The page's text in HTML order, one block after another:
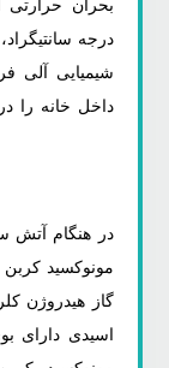
درجه
شیمیایی آلی
داخل خانه را
در هنگام آتش
مونوکسید
گاز هیدروژن
اسیدی دارای